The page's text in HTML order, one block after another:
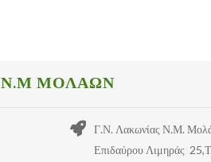
Ν.Μ ΜΟΛΑΩΝ
Γ.Ν. Λακωνίας Ν.Μ.
Επιδαύρου Λιμηράς